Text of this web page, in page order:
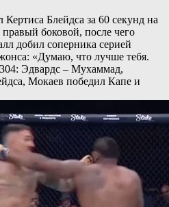
Блейдса за 60 секунд на
боковой, после чего
добил соперника серией
«Думаю, что лучше тебя.
Эдвардс – Мухаммад,
Мокаев победил Капе и